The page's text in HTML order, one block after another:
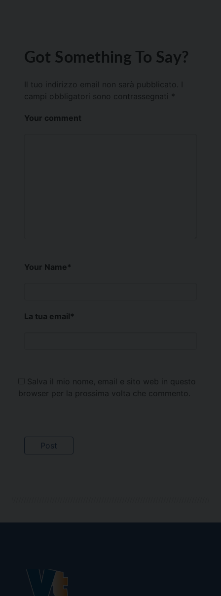
Got Something To Say?
Il tuo indirizzo email non sarà pubblicato.
campi obbligatori sono contrassegnati *
Your comment
Your Name*
La tua email*
Salva il mio nome, email e sito web in questo
browser per la prossima volta che commento.